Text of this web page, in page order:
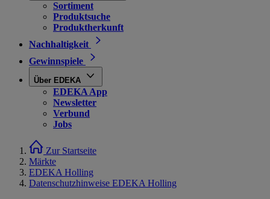
Sortiment
Produktsuche
Produktherkunft
Nachhaltigkeit
Gewinnspiele
Über EDEKA
EDEKA App
Newsletter
Verbund
Jobs
Zur Startseite
Märkte
EDEKA Holling
Datenschutzhinweise EDEKA Holling